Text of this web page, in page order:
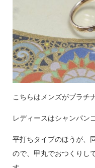
こちらはメンズがプラチ
レディースはシャンパン
平打ちタイプのほうが、
ので、甲丸でおつくりし